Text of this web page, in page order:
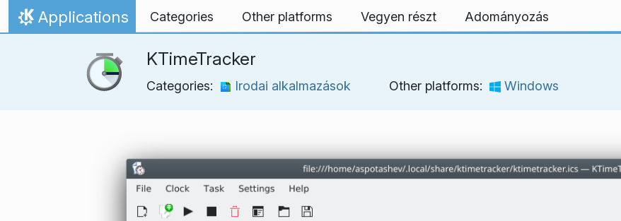
Ugrás a tartalomhoz
Kezdőlap
Applications Categories Other platforms Vegyen részt Adományozás
KTimeTracker
Categories: Irodai alkalmazások Other platforms: Windows